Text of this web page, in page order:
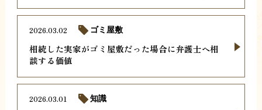
相続した実家がゴミ屋敷だった場合に弁護士へ相
談する価値
2026.03.02 ゴミ屋敷
2026.03.01 知識